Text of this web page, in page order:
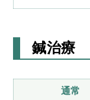
鍼治療
通常